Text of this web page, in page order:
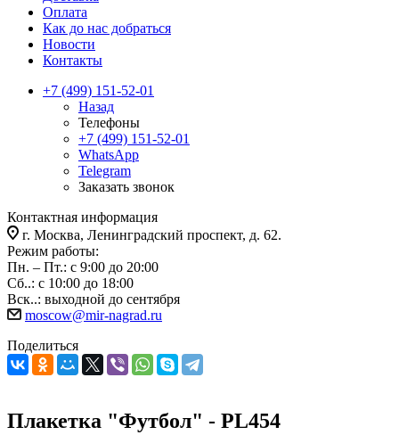
Оплата
Как до нас добраться
Новости
Контакты
+7 (499) 151-52-01
Назад
Телефоны
+7 (499) 151-52-01
WhatsApp
Telegram
Заказать звонок
Контактная информация
г. Москва, Ленинградский проспект, д. 62.
Режим работы:
Пн. – Пт.: с 9:00 до 20:00
Сб..: с 10:00 до 18:00
Вск..: выходной до сентября
moscow@mir-nagrad.ru
Поделиться
Плакетка "Футбол" - PL454